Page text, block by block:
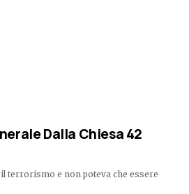
Dalla Chiesa 42
terrorismo e non poteva che essere